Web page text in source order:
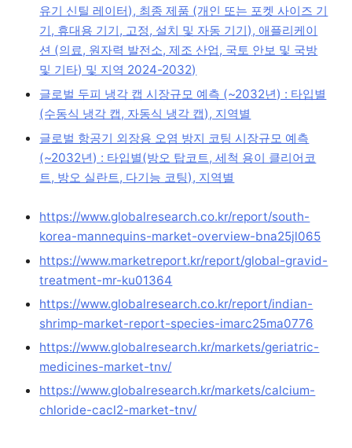
유기 신틸 레이터), 최종 제품 (개인 또는 포켓 사이즈 기
기, 휴대용 기기, 고정, 설치 및 자동 기기), 애플리케이
션 (의료, 원자력 발전소, 제조 산업, 국토 안보 및 국방
및 기타) 및 지역 2024-2032)
글로벌 두피 냉각 캡 시장규모 예측 (~2032년) : 타입별
(수동식 냉각 캡, 자동식 냉각 캡), 지역별
글로벌 항공기 외장용 오염 방지 코팅 시장규모 예측
(~2032년) : 타입별(방오 탑코트, 세척 용이 클리어코
트, 방오 실란트, 다기능 코팅), 지역별
https://www.globalresearch.co.kr/report/south-
korea-mannequins-market-overview-bna25jl065
https://www.marketreport.kr/report/global-gravid-
treatment-mr-ku01364
https://www.globalresearch.co.kr/report/indian-
shrimp-market-report-species-imarc25ma0776
https://www.globalresearch.kr/markets/geriatric-
medicines-market-tnv/
https://www.globalresearch.kr/markets/calcium-
chloride-cacl2-market-tnv/